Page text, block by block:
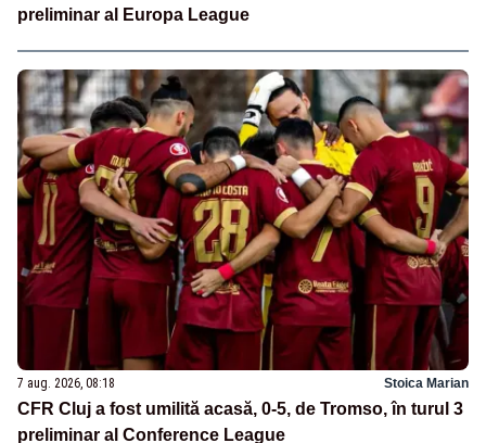
preliminar al Europa League
7 aug. 2026, 08:18 Stoica Marian
CFR Cluj a fost umilită acasă, 0-5, de Tromso, în turul 3
preliminar al Conference League